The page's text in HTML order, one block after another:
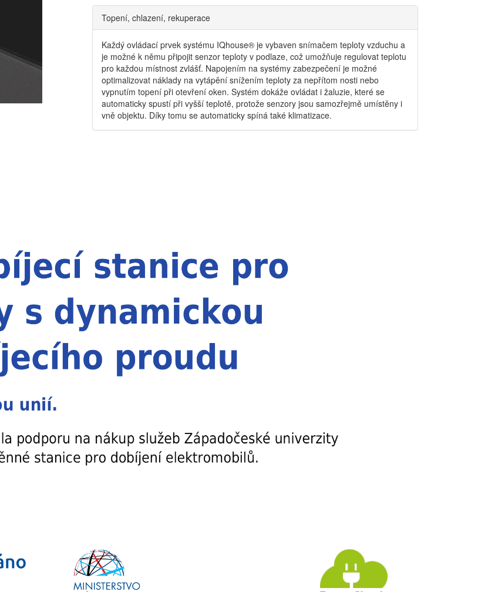
Topení, chlazení, rekuperace
Každý ovládací prvek systému IQhouse® je vybaven snímačem teploty vzduchu a
je možné k němu připojit senzor teploty v podlaze, což umožňuje regulovat teplotu
pro každou místnost zvlášť. Napojením na systémy zabezpečení je možné
optimalizovat náklady na vytápění snížením teploty za nepřítom nosti nebo
vypnutím topení při otevření oken. Systém dokáže ovládat i žaluzie, které se
automaticky spustí při vyšší teplotě, protože senzory jsou samozřejmě umístěny i
vně objektu. Díky tomu se automaticky spíná také klimatizace.